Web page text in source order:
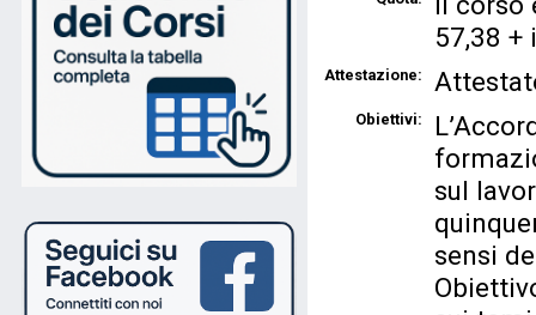
57,38 +
Attestazione:
Obiettivi:
sul
sensi